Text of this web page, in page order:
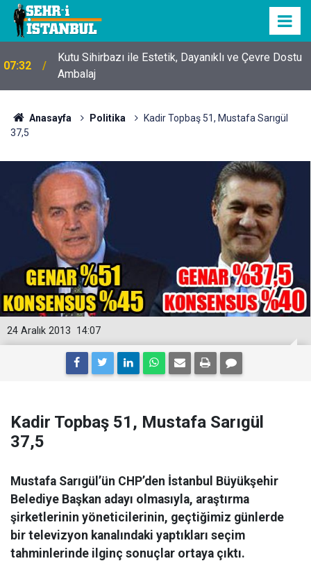
07:32
Kutu Sihirbazı ile Estetik, Dayanıklı ve Çevre Dostu
Ambalaj
Anasayfa Politika
Kadir Topbaş 51, Mustafa Sarıgül
37,5
14:07
24 Aralık 2013
Kadir Topbaş 51, Mustafa Sarıgül
37,5
Mustafa Sarıgül’ün CHP’den İstanbul Büyükşehir
Belediye Başkan adayı olmasıyla, araştırma
şirketlerinin yöneticilerinin, geçtiğimiz günlerde
bir televizyon kanalındaki yaptıkları seçim
tahminlerinde ilginç sonuçlar ortaya çıktı.